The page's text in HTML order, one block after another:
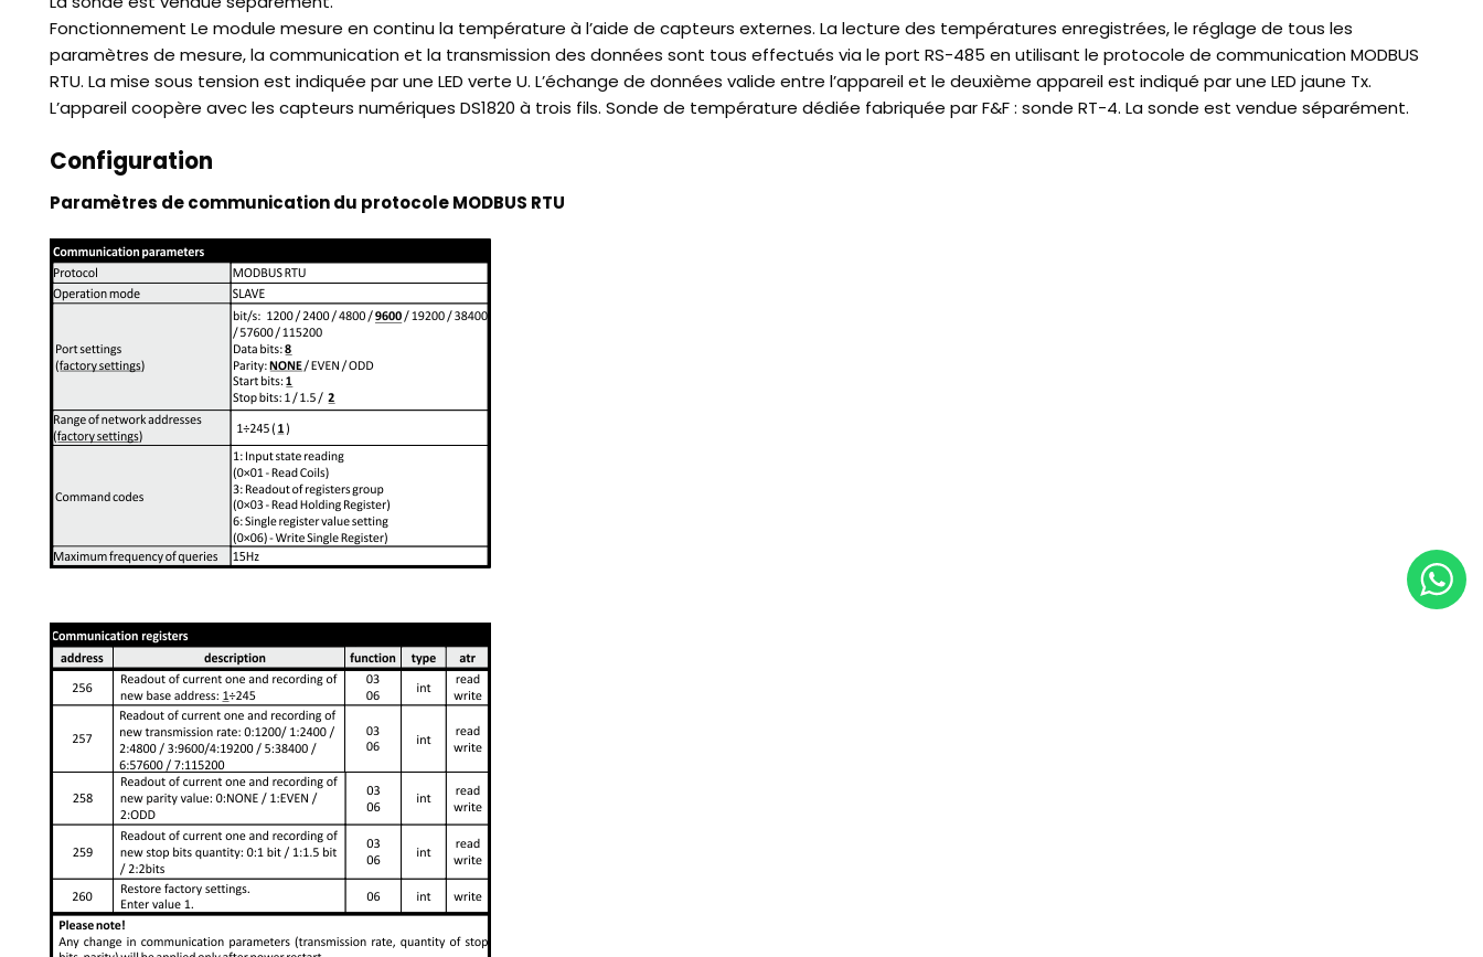
Fonctionnement Le module mesure en continu la température à l’aide de capteurs externes. La lecture des températures enregistrées, le réglage de tous les
paramètres de mesure, la communication et la transmission des données sont tous effectués via le port RS-485 en utilisant le protocole de communication MODBUS
RTU. La mise sous tension est indiquée par une LED verte U. L’échange de données valide entre l’appareil et le deuxième appareil est indiqué par une LED jaune Tx.
L’appareil coopère avec les capteurs numériques DS1820 à trois fils. Sonde de température dédiée fabriquée par F&F : sonde RT-4. La sonde est vendue séparément.
Configuration
Paramètres de communication du protocole MODBUS RTU